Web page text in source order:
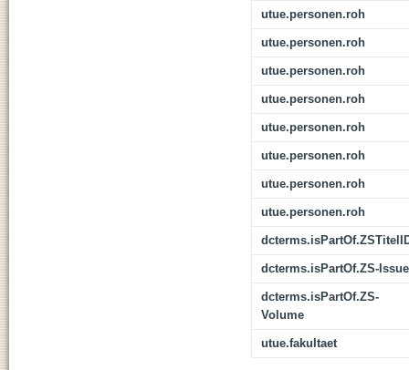
utue.personen.roh
utue.personen.roh
utue.personen.roh
utue.personen.roh
utue.personen.roh
utue.personen.roh
utue.personen.roh
utue.personen.roh
dcterms.isPartOf.ZS-Issue
dcterms.isPartOf.ZS-
Volume
utue.fakultaet